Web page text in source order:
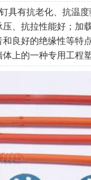
具有抗老化、抗温
、抗拉性能好；加
良好的绝缘性等特
上的一种专用工程